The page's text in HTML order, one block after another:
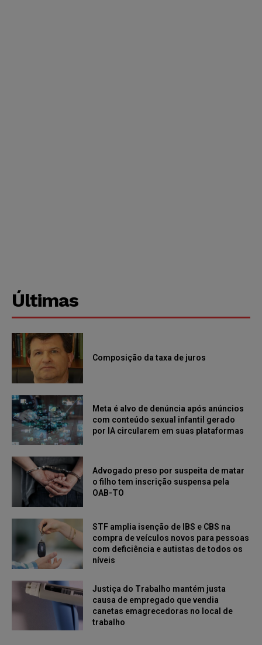
Últimas
Composição da taxa de juros
Meta é alvo de denúncia após anúncios
com conteúdo sexual infantil gerado
por IA circularem em suas plataformas
Advogado preso por suspeita de matar
o filho tem inscrição suspensa pela
OAB-TO
STF amplia isenção de IBS e CBS na
compra de veículos novos para pessoas
com deficiência e autistas de todos os
níveis
Justiça do Trabalho mantém justa
causa de empregado que vendia
canetas emagrecedoras no local de
trabalho